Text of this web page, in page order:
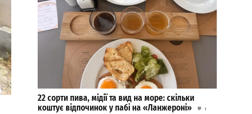
22 сорти пива, мідії та вид на море: скільки
коштує відпочинок у пабі на «Ланжероні»
1